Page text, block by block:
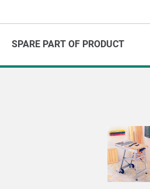
SPARE PART OF PRODUCT